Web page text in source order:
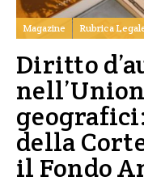
Magazine Rubrica
Diritto
della
il Fondo